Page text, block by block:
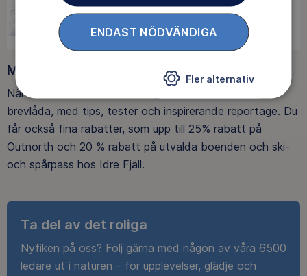
Medlemsförmåner
När du blir medlem får du Magasin Friluftsliv i din
brevlåda, med tips, tester och inspirerande reportage. Du
får också fina rabatter, som upp till 25% rabatt på
Outnorth och 20 % rabatt på utvalda boenden och ski-
och spårpass hos Idre Fjäll.
Ta del av det roliga
Nyfiken på oss? Följ gärna med någon av våra 6500
ledare ut i naturen – för upplevelser, glädje och
ENDAST NÖDVÄNDIGA
Fler alternativ